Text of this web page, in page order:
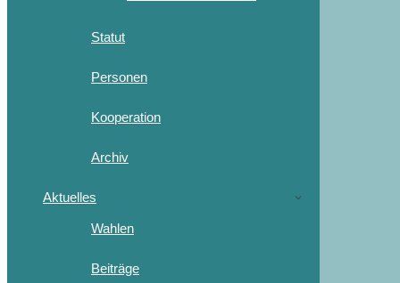
Statut
Personen
Kooperation
Archiv
Aktuelles
Wahlen
Beiträge